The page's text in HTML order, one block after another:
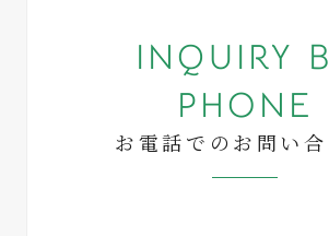
INQUIRY
PHONE
お電話でのお問い